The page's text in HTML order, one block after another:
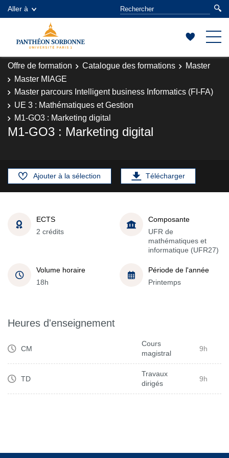
Aller à
Offre de formation Catalogue des formations
Master
Master MIAGE
Master parcours Intelligent business Informatics (FI-FA)
UE 3 : Mathématiques et Gestion
M1-GO3 : Marketing digital
M1-GO3 : Marketing digital
Ajouter à la sélection Télécharger
ECTS
2 crédits
Composante
UFR de
mathématiques et
informatique (UFR27)
Volume horaire
18h
Période de l'année
Printemps
Heures d'enseignement
CM
Cours
magistral
9h
TD
Travaux
dirigés
9h